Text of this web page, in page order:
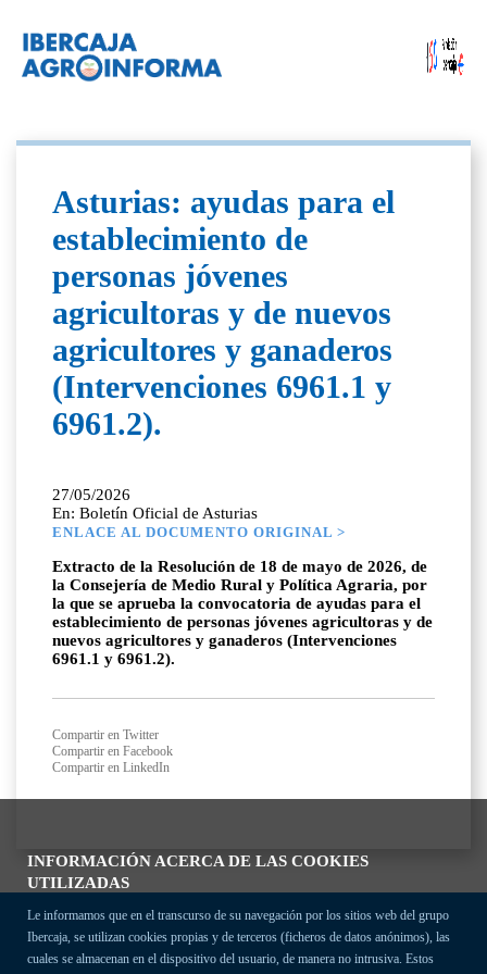
INFORMACIÓN ACERCA DE LAS COOKIES
UTILIZADAS
Le informamos que en el transcurso de su navegación por los sitios web del grupo
Ibercaja, se utilizan cookies propias y de terceros (ficheros de datos anónimos), las
cuales se almacenan en el dispositivo del usuario, de manera no intrusiva. Estos
Asturias: ayudas para el
establecimiento de
personas jóvenes
agricultoras y de nuevos
agricultores y ganaderos
(Intervenciones 6961.1 y
6961.2).
27/05/2026
En: Boletín Oficial de Asturias
ENLACE AL DOCUMENTO ORIGINAL >
Extracto de la Resolución de 18 de mayo de 2026, de
la Consejería de Medio Rural y Política Agraria, por
la que se aprueba la convocatoria de ayudas para el
establecimiento de personas jóvenes agricultoras y de
nuevos agricultores y ganaderos (Intervenciones
6961.1 y 6961.2).
Compartir en Twitter
Compartir en Facebook
Compartir en LinkedIn